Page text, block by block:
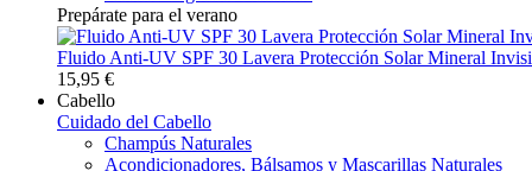
Prepárate para el verano
Fluido Anti-UV SPF 30 Lavera Protección Solar Mineral
15,95 €
Cabello
Cuidado del Cabello
Champús Naturales
Acondicionadores, Bálsamos y Mascarillas Naturales